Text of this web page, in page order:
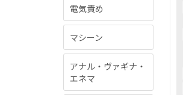
電気責め
マシーン
アナル・ヴァギナ・
エネマ